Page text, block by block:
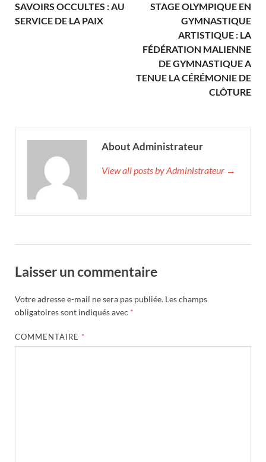
SAVOIRS OCCULTES : AU
SERVICE DE LA PAIX
STAGE OLYMPIQUE EN
GYMNASTIQUE
ARTISTIQUE : LA
FÉDÉRATION MALIENNE
DE GYMNASTIQUE A
TENUE LA CÉRÉMONIE DE
CLÔTURE
About Administrateur
View all posts by Administrateur →
Laisser un commentaire
Votre adresse e-mail ne sera pas publiée. Les champs
obligatoires sont indiqués avec *
COMMENTAIRE *